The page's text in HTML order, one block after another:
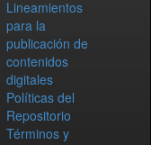
Lineamientos
para la
publicación de
contenidos
digitales
Políticas del
Repositorio
Términos y